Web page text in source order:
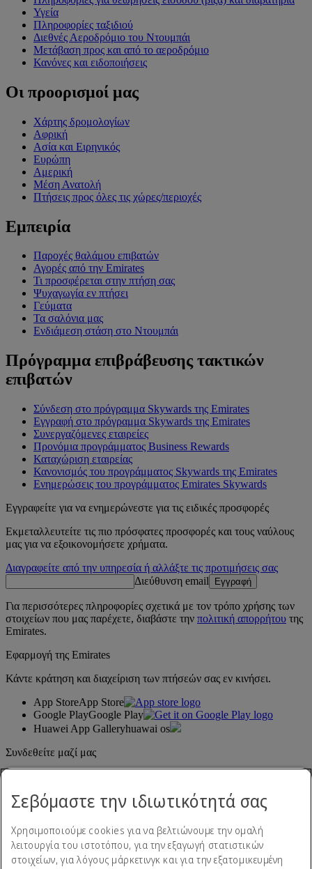
Υγεία
Πληροφορίες ταξιδιού
Διεθνές Αεροδρόμιο του Ντουμπάι
Μετάβαση προς και από το αεροδρόμιο
Κανόνες και ειδοποιήσεις
Οι προορισμοί μας
Χάρτης δρομολογίων
Αφρική
Ασία και Ειρηνικός
Ευρώπη
Αμερική
Μέση Ανατολή
Πτήσεις προς όλες τις χώρες/περιοχές
Εμπειρία
Παροχές θαλάμου επιβατών
Αγορές από την Emirates
Τι προσφέρεται στην πτήση σας
Ψυχαγωγία εν πτήσει
Γεύματα
Τα σαλόνια μας
Ενδιάμεση στάση στο Ντουμπάι
Πρόγραμμα επιβράβευσης τακτικών
επιβατών
Σύνδεση στο πρόγραμμα Skywards της Emirates
Εγγραφή στο πρόγραμμα Skywards της Emirates
Συνεργαζόμενες εταιρείες
Προνόμια προγράμματος Business Rewards
Καταχώριση εταιρείας
Κανονισμός του προγράμματος Skywards της Emirates
Ενημερώσεις του προγράμματος Emirates Skywards
Εγγραφείτε για να ενημερώνεστε για τις ειδικές προσφορές
Εκμεταλλευτείτε τις πιο πρόσφατες προσφορές και τους ναύλους
μας για να εξοικονομήσετε χρήματα.
Διαγραφείτε από την υπηρεσία ή αλλάξτε τις προτιμήσεις σας
Διεύθυνση email
Εγγραφή
Για περισσότερες πληροφορίες σχετικά με τον τρόπο χρήσης των
στοιχείων που μας παρέχετε, διαβάστε την πολιτική απορρήτου της
Emirates.
Εφαρμογή της Emirates
Κάντε κράτηση και διαχείριση των πτήσεών σας εν κινήσει.
App StoreApp Store
Google PlayGoogle Play
Huawei App Galleryhuawai os
Συνδεθείτε μαζί μας
Σεβόμαστε την ιδιωτικότητά σας
Χρησιμοποιούμε cookies για να βελτιώνουμε την ομαλή
λειτουργία του ιστοτόπου, για την εξαγωγή στατιστικών
στοιχείων, για λόγους μάρκετινγκ και για την εξατομικευμένη